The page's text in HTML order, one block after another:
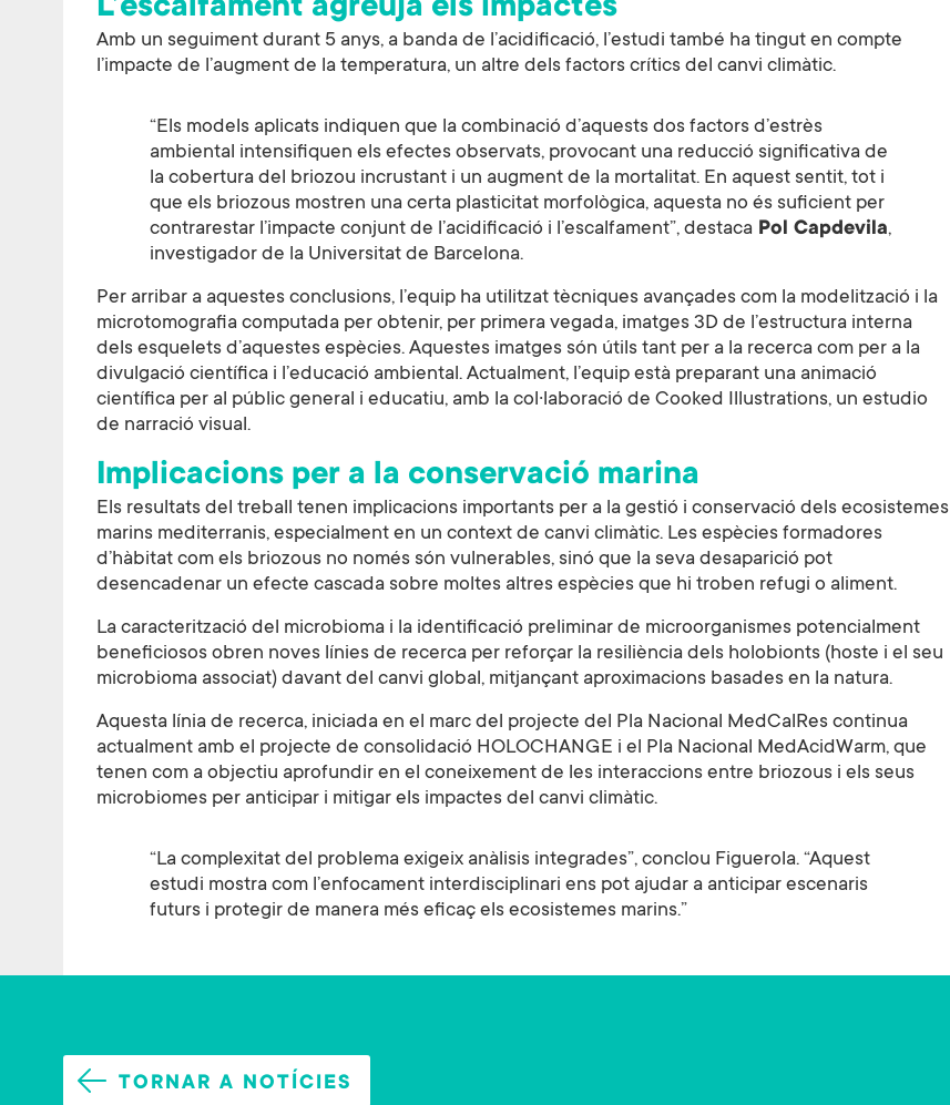
L’escalfament agreuja els impactes
Amb un seguiment durant 5 anys, a banda de l’acidificació, l’estudi també ha tingut en compte
l’impacte de l’augment de la temperatura, un altre dels factors crítics del canvi climàtic.
“Els models aplicats indiquen que la combinació d’aquests dos factors d’estrès
ambiental intensifiquen els efectes observats, provocant una reducció significativa de
la cobertura del briozou incrustant i un augment de la mortalitat. En aquest sentit, tot i
que els briozous mostren una certa plasticitat morfològica, aquesta no és suficient per
contrarestar l’impacte conjunt de l’acidificació i l’escalfament”, destaca Pol Capdevila,
investigador de la Universitat de Barcelona.
Per arribar a aquestes conclusions, l’equip ha utilitzat tècniques avançades com la modelització i la
microtomografia computada per obtenir, per primera vegada, imatges 3D de l’estructura interna
dels esquelets d’aquestes espècies. Aquestes imatges són útils tant per a la recerca com per a la
divulgació científica i l’educació ambiental. Actualment, l’equip està preparant una animació
científica per al públic general i educatiu, amb la col·laboració de Cooked Illustrations, un estudio
de narració visual.
Implicacions per a la conservació marina
Els resultats del treball tenen implicacions importants per a la gestió i conservació dels ecosistemes
marins mediterranis, especialment en un context de canvi climàtic. Les espècies formadores
d’hàbitat com els briozous no només són vulnerables, sinó que la seva desaparició pot
desencadenar un efecte cascada sobre moltes altres espècies que hi troben refugi o aliment.
La caracterització del microbioma i la identificació preliminar de microorganismes potencialment
beneficiosos obren noves línies de recerca per reforçar la resiliència dels holobionts (hoste i el seu
microbioma associat) davant del canvi global, mitjançant aproximacions basades en la natura.
Aquesta línia de recerca, iniciada en el marc del projecte del Pla Nacional MedCalRes continua
actualment amb el projecte de consolidació HOLOCHANGE i el Pla Nacional MedAcidWarm, que
tenen com a objectiu aprofundir en el coneixement de les interaccions entre briozous i els seus
microbiomes per anticipar i mitigar els impactes del canvi climàtic.
“La complexitat del problema exigeix anàlisis integrades”, conclou Figuerola. “Aquest
estudi mostra com l’enfocament interdisciplinari ens pot ajudar a anticipar escenaris
futurs i protegir de manera més eficaç els ecosistemes marins.”
TORNAR A NOTÍCIES